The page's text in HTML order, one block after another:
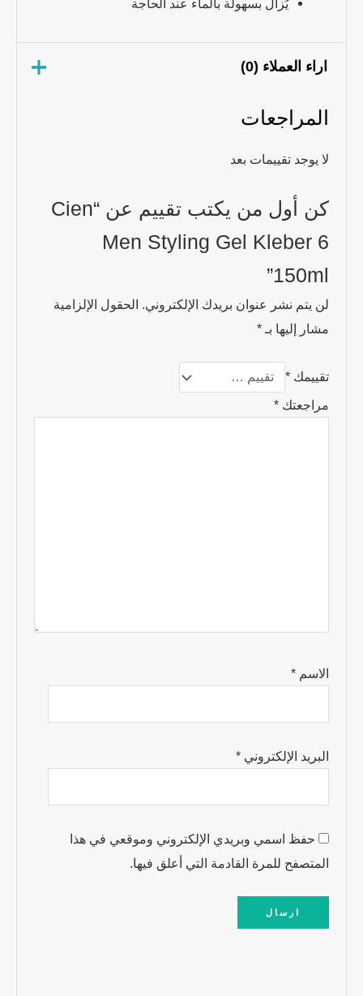
يُزال بسهولة بالماء عند الحاجة
اراء العملاء (0)
المراجعات
لا يوجد تقييمات بعد
كن أول من يكتب تقييم عن “Cien
Men Styling Gel Kleber 6
150ml”
لن يتم نشر عنوان بريدك الإلكتروني. الحقول الإلزامية
مشار إليها بـ*
تقييمك*
مراجعتك*
الاسم*
البريد الإلكتروني*
حفظ اسمي وبريدي الإلكتروني وموقعي في هذا
المتصفح للمرة القادمة التي أعلق فيها.